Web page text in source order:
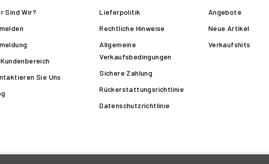
Sind Wir?
Sie Uns
Lieferpolitik
Rechtliche Hinweise
Allgemeine
Verkaufsbedingungen
Sichere Zahlung
Rückerstattungsrichtlinie
Datenschutzrichtlinie
Angebote
Neue Artikel
Verkaufshits